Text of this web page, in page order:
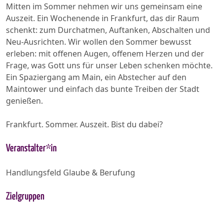
Mitten im Sommer nehmen wir uns gemeinsam eine
Auszeit. Ein Wochenende in Frankfurt, das dir Raum
schenkt: zum Durchatmen, Auftanken, Abschalten und
Neu‑Ausrichten. Wir wollen den Sommer bewusst
erleben: mit offenen Augen, offenem Herzen und der
Frage, was Gott uns für unser Leben schenken möchte.
Ein Spaziergang am Main, ein Abstecher auf den
Maintower und einfach das bunte Treiben der Stadt
genießen.
Frankfurt. Sommer. Auszeit. Bist du dabei?
Veranstalter*in
Handlungsfeld Glaube & Berufung
Zielgruppen